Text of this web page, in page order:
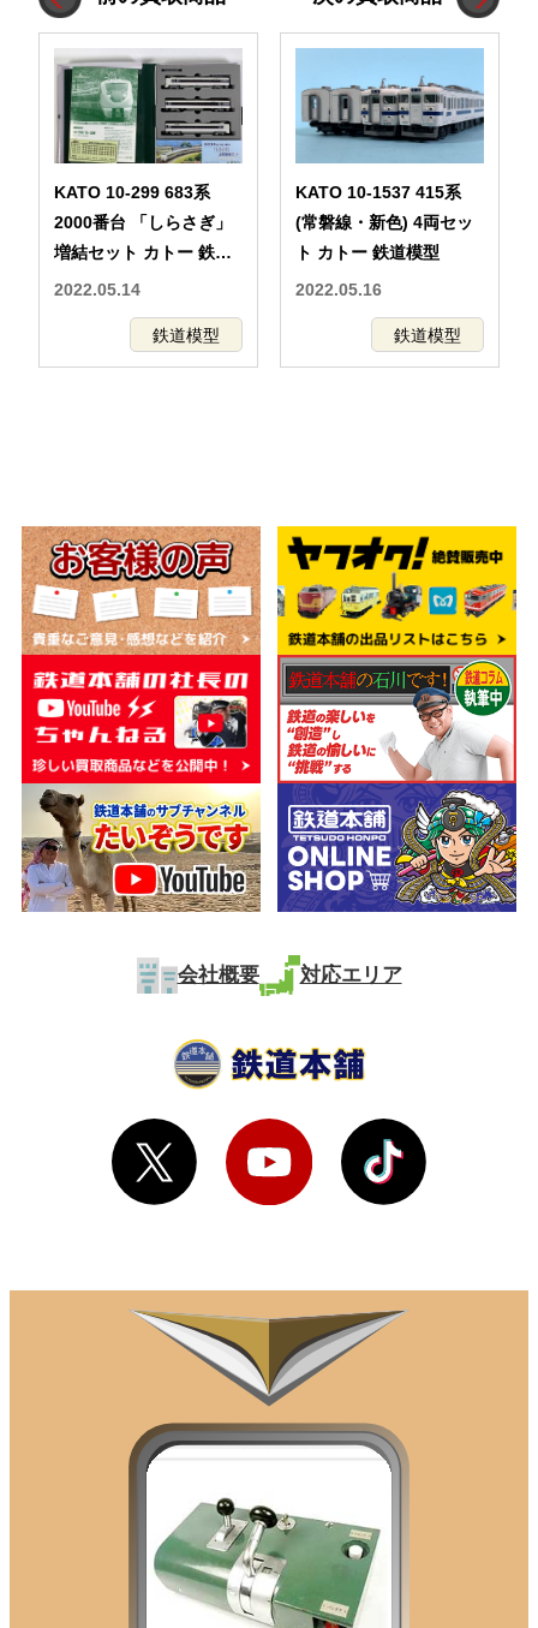
KATO 10-299 683系
2000番台 「しらさぎ」
増結セット カトー 鉄道
模型
2022.05.14
鉄道模型
KATO 10-1537 415系
(常磐線・新色) 4両セッ
ト カトー 鉄道模型
2022.05.16
鉄道模型
会社概要 対応エリア